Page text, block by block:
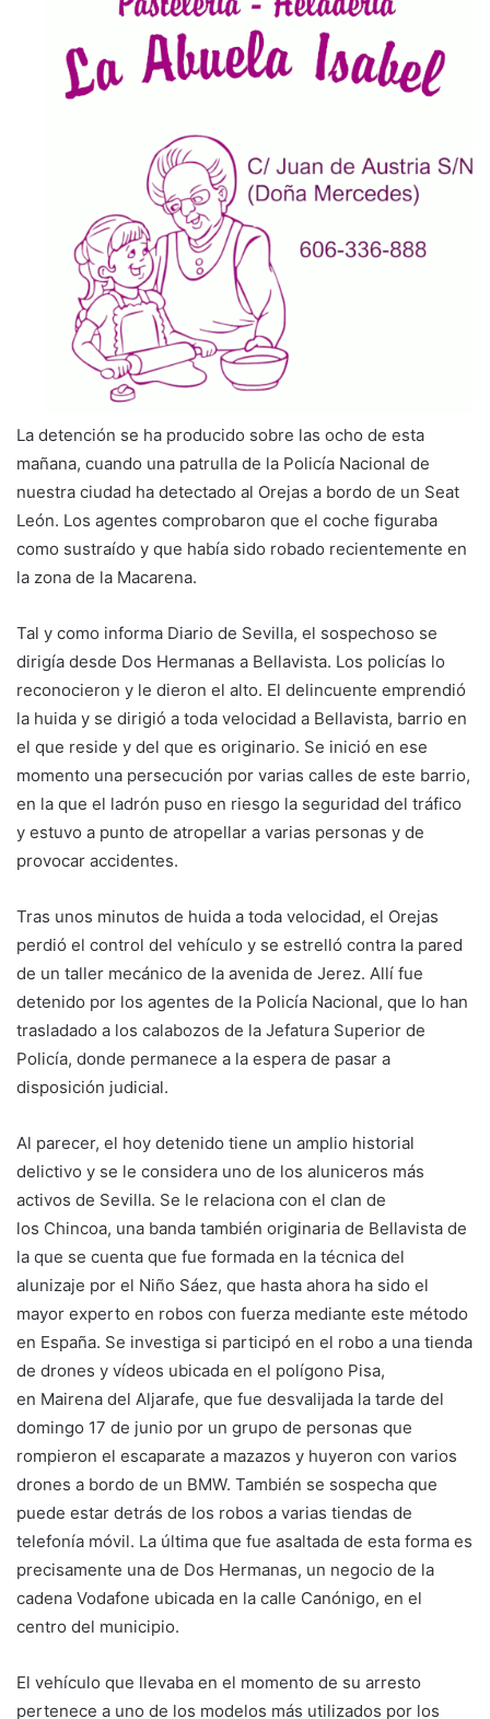
La detención se ha producido sobre las ocho de esta
mañana, cuando una patrulla de la Policía Nacional de
nuestra ciudad ha detectado al Orejas a bordo de un Seat
León. Los agentes comprobaron que el coche figuraba
como sustraído y que había sido robado recientemente en
la zona de la Macarena.
Tal y como informa Diario de Sevilla, el sospechoso se
dirigía desde Dos Hermanas a Bellavista. Los policías lo
reconocieron y le dieron el alto. El delincuente emprendió
la huida y se dirigió a toda velocidad a Bellavista, barrio en
el que reside y del que es originario. Se inició en ese
momento una persecución por varias calles de este barrio,
en la que el ladrón puso en riesgo la seguridad del tráfico
y estuvo a punto de atropellar a varias personas y de
provocar accidentes.
Tras unos minutos de huida a toda velocidad, el Orejas
perdió el control del vehículo y se estrelló contra la pared
de un taller mecánico de la avenida de Jerez. Allí fue
detenido por los agentes de la Policía Nacional, que lo han
trasladado a los calabozos de la Jefatura Superior de
Policía, donde permanece a la espera de pasar a
disposición judicial.
Al parecer, el hoy detenido tiene un amplio historial
delictivo y se le considera uno de los aluniceros más
activos de Sevilla. Se le relaciona con el clan de
los Chincoa, una banda también originaria de Bellavista de
la que se cuenta que fue formada en la técnica del
alunizaje por el Niño Sáez, que hasta ahora ha sido el
mayor experto en robos con fuerza mediante este método
en España. Se investiga si participó en el robo a una tienda
de drones y vídeos ubicada en el polígono Pisa,
en Mairena del Aljarafe, que fue desvalijada la tarde del
domingo 17 de junio por un grupo de personas que
rompieron el escaparate a mazazos y huyeron con varios
drones a bordo de un BMW. También se sospecha que
puede estar detrás de los robos a varias tiendas de
telefonía móvil. La última que fue asaltada de esta forma es
precisamente una de Dos Hermanas, un negocio de la
cadena Vodafone ubicada en la calle Canónigo, en el
centro del municipio.
El vehículo que llevaba en el momento de su arresto
pertenece a uno de los modelos más utilizados por los